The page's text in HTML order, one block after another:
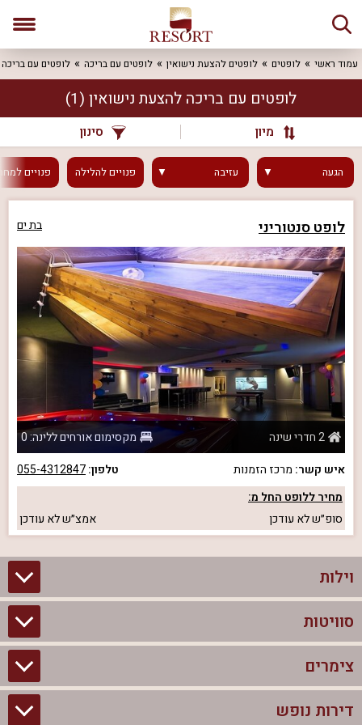
עמוד ראשי לופטים לופטים להצעת נישואין לופטים עם בריכה לופטים עם
לופטים עם בריכה להצעת נישואין (1)
מיון סינון
הגעה עזיבה פנוייםלהלילה פנויים
לופט סנטוריני בת ים
2 חדרי שינה
מקסימום אורחים ללינה: 0
איש קשר: מרכז הזמנות טלפון:055-4312847
מחיר ללופט החל מ:
סופ״שלא עודכן אמצ״שלא עודכן
וילות
וילות בצפון
וילות להשכרה
סוויטות
סוויטות בצפון
צימרים לזוגות עם בריכה פרטית
צימרים
צימרים בצפון
דירות נופש